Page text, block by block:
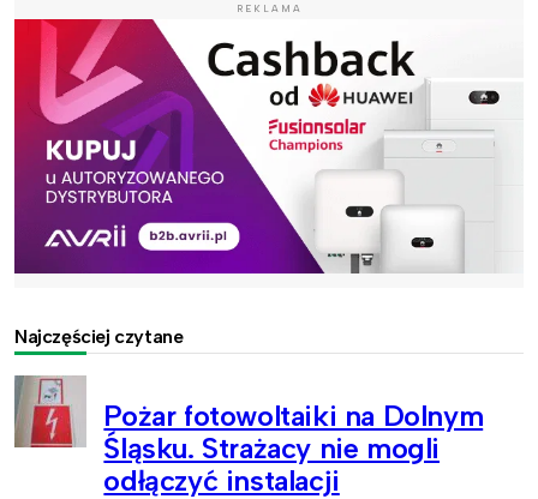
REKLAMA
Najczęściej czytane
Pożar fotowoltaiki na Dolnym
Śląsku. Strażacy nie mogli
odłączyć instalacji